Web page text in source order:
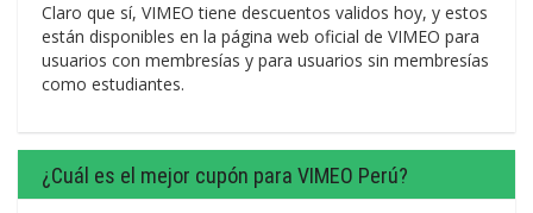
Claro que sí, VIMEO tiene descuentos validos hoy, y estos
están disponibles en la página web oficial de VIMEO para
usuarios con membresías y para usuarios sin membresías
como estudiantes.
¿Cuál es el mejor cupón para VIMEO Perú?